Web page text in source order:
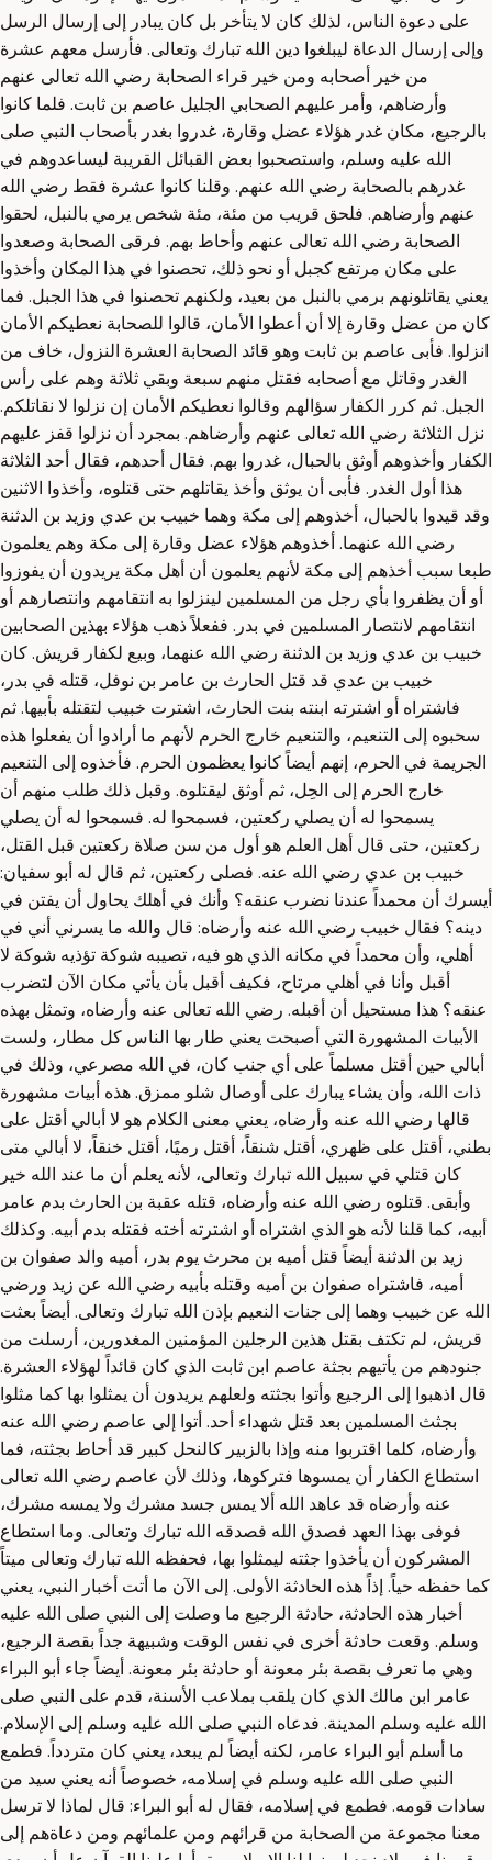
على دعوة الناس، لذلك كان لا يتأخر بل كان يبادر إلى إرسال الرسل
وإلى إرسال الدعاة ليبلغوا دين الله تبارك وتعالى. فأرسل معهم عشرة
من خير أصحابه ومن خير قراء الصحابة رضي الله تعالى عنهم
وأرضاهم، وأمر عليهم الصحابي الجليل عاصم بن ثابت. فلما كانوا
بالرجيع، مكان غدر هؤلاء عضل وقارة، غدروا بغدر بأصحاب النبي صلى
الله عليه وسلم، واستصحبوا بعض القبائل القريبة ليساعدوهم في
غدرهم بالصحابة رضي الله عنهم. وقلنا كانوا عشرة فقط رضي الله
عنهم وأرضاهم. فلحق قريب من مئة، مئة شخص يرمي بالنبل، لحقوا
الصحابة رضي الله تعالى عنهم وأحاط بهم. فرقى الصحابة وصعدوا
على مكان مرتفع كجبل أو نحو ذلك، تحصنوا في هذا المكان وأخذوا
يعني يقاتلونهم برمي بالنبل من بعيد، ولكنهم تحصنوا في هذا الجبل. فما
كان من عضل وقارة إلا أن أعطوا الأمان، قالوا للصحابة نعطيكم الأمان
انزلوا. فأبى عاصم بن ثابت وهو قائد الصحابة العشرة النزول، خاف من
الغدر وقاتل مع أصحابه فقتل منهم سبعة وبقي ثلاثة وهم على رأس
الجبل. ثم كرر الكفار سؤالهم وقالوا نعطيكم الأمان إن نزلوا لا نقاتلكم.
نزل الثلاثة رضي الله تعالى عنهم وأرضاهم. بمجرد أن نزلوا قفز عليهم
الكفار وأخذوهم أوثق بالحبال، غدروا بهم. فقال أحدهم، فقال أحد الثلاثة
هذا أول الغدر. فأبى أن يوثق وأخذ يقاتلهم حتى قتلوه، وأخذوا الاثنين
وقد قيدوا بالحبال، أخذوهم إلى مكة وهما خبيب بن عدي وزيد بن الدثنة
رضي الله عنهما. أخذوهم هؤلاء عضل وقارة إلى مكة وهم يعلمون
طبعا سبب أخذهم إلى مكة لأنهم يعلمون أن أهل مكة يريدون أن يفوزوا
أو أن يظفروا بأي رجل من المسلمين لينزلوا به انتقامهم وانتصارهم أو
انتقامهم لانتصار المسلمين في بدر. ففعلاً ذهب هؤلاء بهذين الصحابين
خبيب بن عدي وزيد بن الدثنة رضي الله عنهما، وبيع لكفار قريش. كان
خبيب بن عدي قد قتل الحارث بن عامر بن نوفل، قتله في بدر،
فاشتراه أو اشترته ابنته بنت الحارث، اشترت خبيب لتقتله بأبيها. ثم
سحبوه إلى التنعيم، والتنعيم خارج الحرم لأنهم ما أرادوا أن يفعلوا هذه
الجريمة في الحرم، إنهم أيضاً كانوا يعظمون الحرم. فأخذوه إلى التنعيم
خارج الحرم إلى الحِل، ثم أوثق ليقتلوه. وقبل ذلك طلب منهم أن
يسمحوا له أن يصلي ركعتين، فسمحوا له. فسمحوا له أن يصلي
ركعتين، حتى قال أهل العلم هو أول من سن صلاة ركعتين قبل القتل،
خبيب بن عدي رضي الله عنه. فصلى ركعتين، ثم قال له أبو سفيان:
أيسرك أن محمداً عندنا نضرب عنقه؟ وأنك في أهلك يحاول أن يفتن في
دينه؟ فقال خبيب رضي الله عنه وأرضاه: قال والله ما يسرني أني في
أهلي، وأن محمداً في مكانه الذي هو فيه، تصيبه شوكة تؤذيه شوكة لا
أقبل وأنا في أهلي مرتاح، فكيف أقبل بأن يأتي مكان الآن لتضرب
عنقه؟ هذا مستحيل أن أقبله. رضي الله تعالى عنه وأرضاه، وتمثل بهذه
الأبيات المشهورة التي أصبحت يعني طار بها الناس كل مطار، ولست
أبالي حين أقتل مسلماً على أي جنب كان، في الله مصرعي، وذلك في
ذات الله، وأن يشاء يبارك على أوصال شلو ممزق. هذه أبيات مشهورة
قالها رضي الله عنه وأرضاه، يعني معنى الكلام هو لا أبالي أقتل على
بطني، أقتل على ظهري، أقتل شنقاً، أقتل رميًا، أقتل خنقاً، لا أبالي متى
كان قتلي في سبيل الله تبارك وتعالى، لأنه يعلم أن ما عند الله خير
وأبقى. قتلوه رضي الله عنه وأرضاه، قتله عقبة بن الحارث بدم عامر
أبيه، كما قلنا لأنه هو الذي اشتراه أو اشترته أخته فقتله بدم أبيه. وكذلك
زيد بن الدثنة أيضاً قتل أميه بن محرث يوم بدر، أميه والد صفوان بن
أميه، فاشتراه صفوان بن أميه وقتله بأبيه رضي الله عن زيد ورضي
الله عن خبيب وهما إلى جنات النعيم بإذن الله تبارك وتعالى. أيضاً بعثت
قريش، لم تكتف بقتل هذين الرجلين المؤمنين المغدورين، أرسلت من
جنودهم من يأتيهم بجثة عاصم ابن ثابت الذي كان قائداً لهؤلاء العشرة.
قال اذهبوا إلى الرجيع وأتوا بجثته ولعلهم يريدون أن يمثلوا بها كما مثلوا
بجثث المسلمين بعد قتل شهداء أحد. أتوا إلى عاصم رضي الله عنه
وأرضاه، كلما اقتربوا منه وإذا بالزبير كالنحل كبير قد أحاط بجثته، فما
استطاع الكفار أن يمسوها فتركوها، وذلك لأن عاصم رضي الله تعالى
عنه وأرضاه قد عاهد الله ألا يمس جسد مشرك ولا يمسه مشرك،
فوفى بهذا العهد فصدق الله فصدقه الله تبارك وتعالى. وما استطاع
المشركون أن يأخذوا جثته ليمثلوا بها، فحفظه الله تبارك وتعالى ميتاً
كما حفظه حياً. إذاً هذه الحادثة الأولى. إلى الآن ما أتت أخبار النبي، يعني
أخبار هذه الحادثة، حادثة الرجيع ما وصلت إلى النبي صلى الله عليه
وسلم. وقعت حادثة أخرى في نفس الوقت وشبيهة جداً بقصة الرجيع،
وهي ما تعرف بقصة بئر معونة أو حادثة بئر معونة. أيضاً جاء أبو البراء
عامر ابن مالك الذي كان يلقب بملاعب الأسنة، قدم على النبي صلى
الله عليه وسلم المدينة. فدعاه النبي صلى الله عليه وسلم إلى الإسلام.
ما أسلم أبو البراء عامر، لكنه أيضاً لم يبعد، يعني كان متردداً. فطمع
النبي صلى الله عليه وسلم في إسلامه، خصوصاً أنه يعني سيد من
سادات قومه. فطمع في إسلامه، فقال له أبو البراء: قال لماذا لا ترسل
معنا مجموعة من الصحابة من قرائهم ومن علمائهم ومن دعاةهم إلى